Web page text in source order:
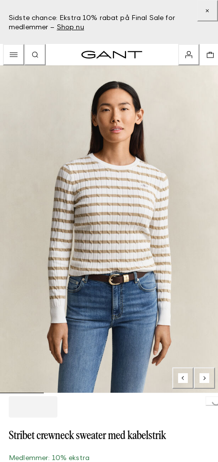
Sidste chance: Ekstra 10% rabat på Final Sale for
medlemmer – Shop nu
Loading...
Stribet crewneck sweater med kabelstrik
Medlemmer: 10% ekstra